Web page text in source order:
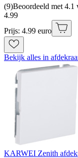
(9)Beoordeeld met 4.1
4.99
Prijs: 4.99 euro
Bekijk alles in
KARWEI Zenith